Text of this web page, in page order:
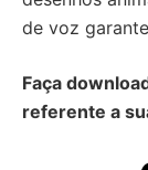
de voz
Faça
referente a